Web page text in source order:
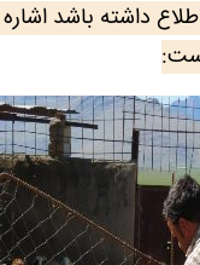
داشته باشد